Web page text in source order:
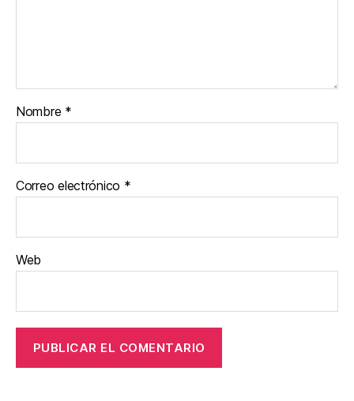
Nombre *
Correo electrónico *
Web